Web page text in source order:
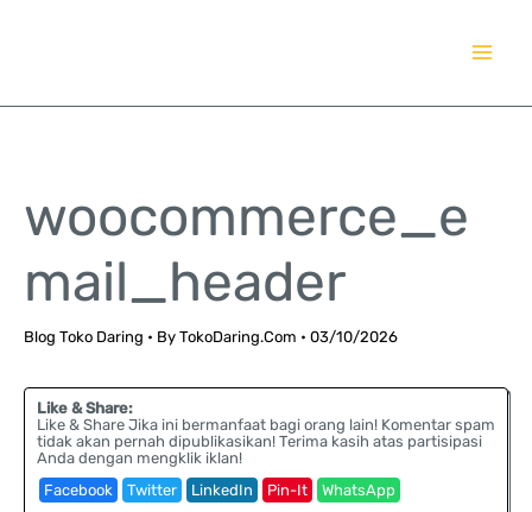
woocommerce_e
mail_header
Blog Toko Daring • By TokoDaring.Com • 03/10/2026
Like & Share:
Like & Share Jika ini bermanfaat bagi orang lain! Komentar spam
tidak akan pernah dipublikasikan! Terima kasih atas partisipasi
Anda dengan mengklik iklan!
Facebook
Twitter LinkedIn Pin-It WhatsApp